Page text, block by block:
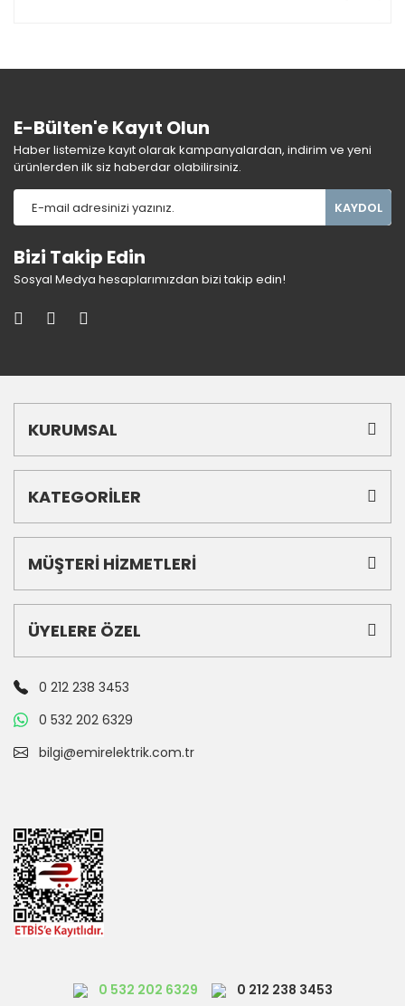
E-Bülten'e Kayıt Olun
Haber listemize kayıt olarak kampanyalardan, indirim ve yeni
ürünlerden ilk siz haberdar olabilirsiniz.
KAYDOL
Bizi Takip Edin
Sosyal Medya hesaplarımızdan bizi takip edin!
KURUMSAL
KATEGORİLER
MÜŞTERİ HİZMETLERİ
ÜYELERE ÖZEL
0 212 238 3453
0 532 202 6329
bilgi@emirelektrik.com.tr
0 532 202 6329 0 212 238 3453